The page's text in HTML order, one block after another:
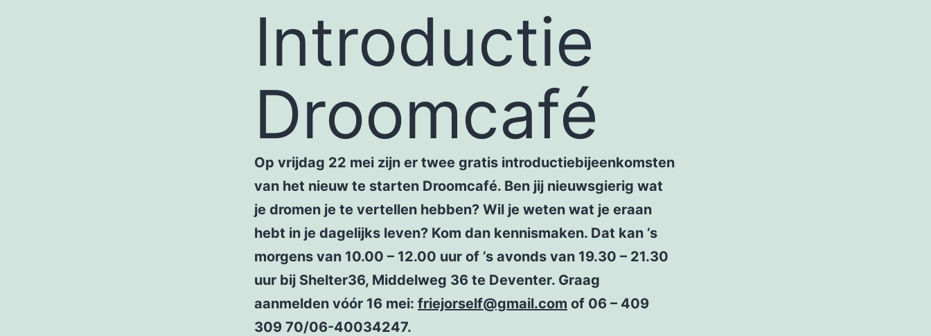
Introductie
Droomcafé
Op vrijdag 22 mei zijn er twee gratis introductiebijeenkomsten
van het nieuw te starten Droomcafé. Ben jij nieuwsgierig wat
je dromen je te vertellen hebben? Wil je weten wat je eraan
hebt in je dagelijks leven? Kom dan kennismaken. Dat kan ’s
morgens van 10.00 – 12.00 uur of ’s avonds van 19.30 – 21.30
uur bij Shelter36, Middelweg 36 te Deventer. Graag
aanmelden vóór 16 mei: friejorself@gmail.com of 06 – 409
309 70/06-40034247.